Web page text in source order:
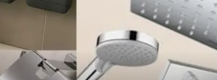
Moda İthalat İhracat
Alüminyum Tarım & Hayvancılık